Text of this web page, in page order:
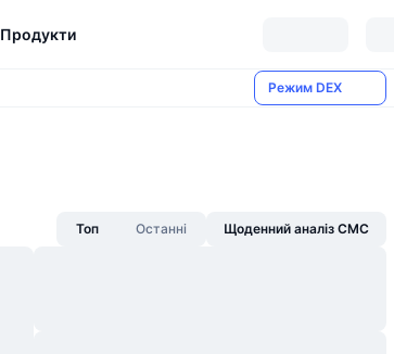
Продукти
Режим DEX
Топ Останні Щоденний аналіз CMC